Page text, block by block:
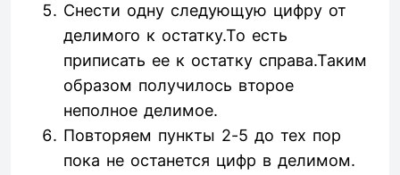
Снести одну следующую цифру от
делимого к остатку.То есть
приписать ее к остатку справа.Таким
образом получилось второе
неполное делимое.
Повторяем пункты 2-5 до тех пор
пока не останется цифр в делимом.